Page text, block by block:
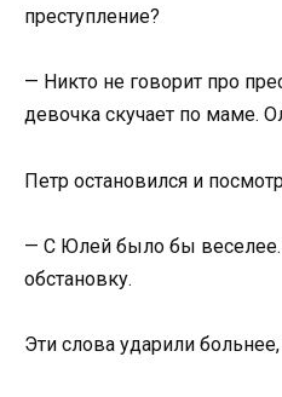
преступление?
— Никто не говорит про
девочка скучает по маме.
Петр остановился и
— С Юлей было бы веселее.
обстановку.
Эти слова ударили